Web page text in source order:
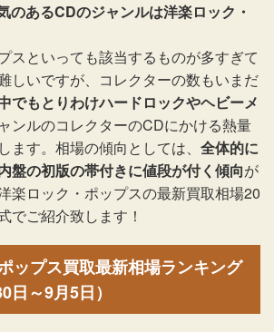
のあるCDのジャンルは洋楽ロック・
スといっても該当するものが多すぎて
しいですが、コレクターの数もいまだ
でもとりわけハードロックやヘビーメ
ンルのコレクターのCDにかける熱量
ます。相場の傾向としては、 全体的に
盤の初版の帯付きに値段が付く傾向が
楽ロック・ポップスの最新買取相場20
でご紹介致します！
ップス買取最新相場ランキング
日～9月5日）